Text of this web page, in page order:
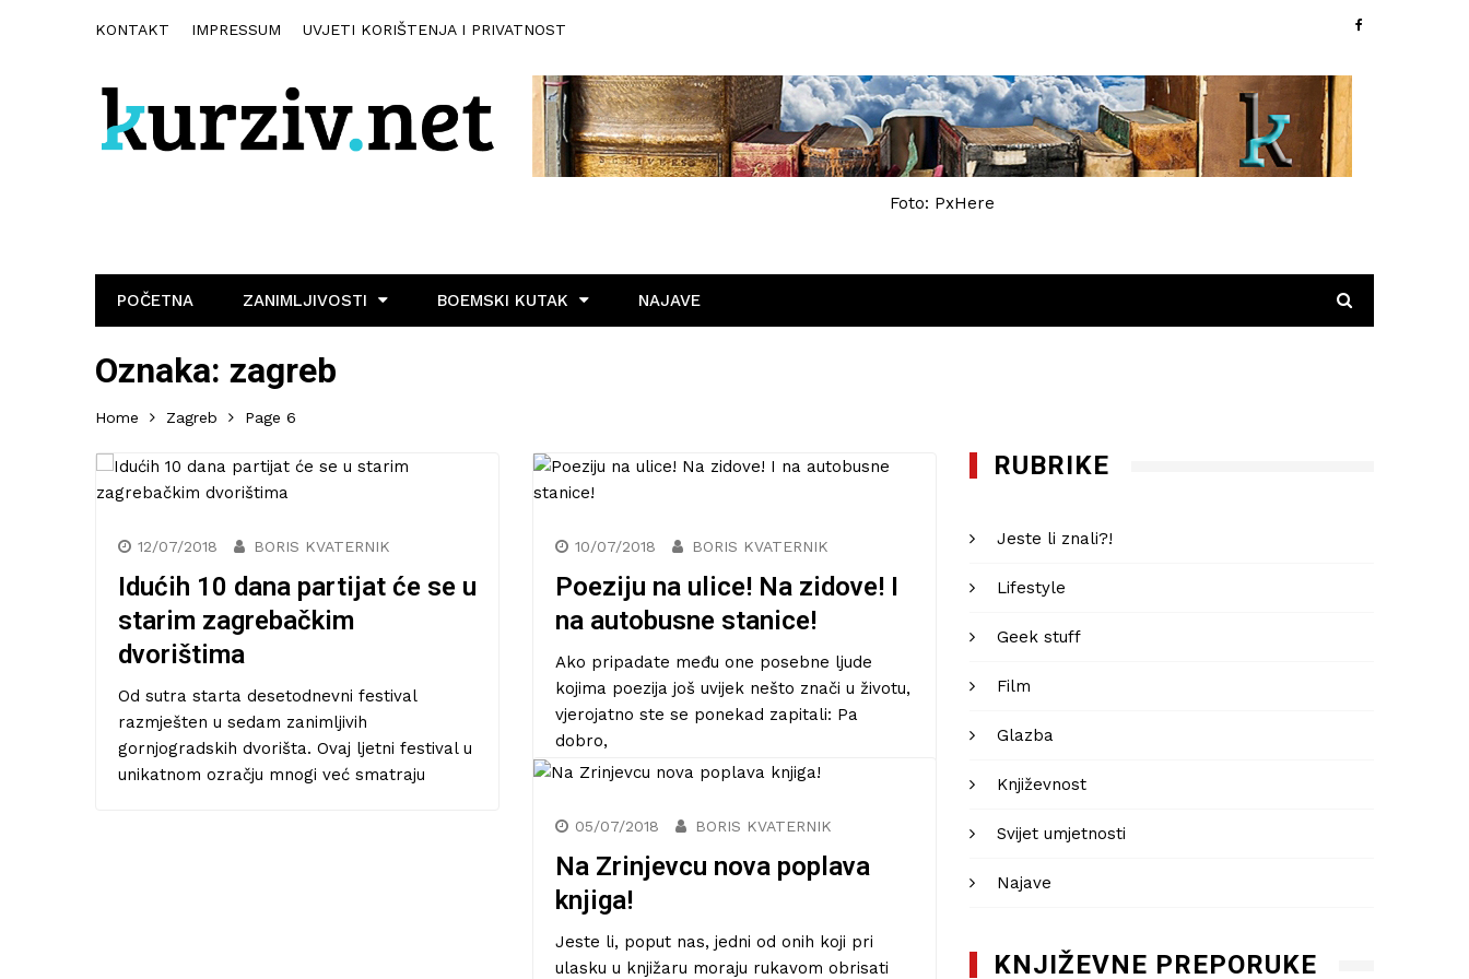
KONTAKT IMPRESSUM UVJETI KORIŠTENJA I PRIVATNOST
Foto: PxHere
POČETNA ZANIMLJIVOSTI BOEMSKI KUTAK NAJAVE
Oznaka: zagreb
Home Zagreb Page 6
12/07/2018 BORIS KVATERNIK
Idućih 10 dana partijat će se u
starim zagrebačkim
dvorištima
Od sutra starta desetodnevni festival
razmješten u sedam zanimljivih
gornjogradskih dvorišta. Ovaj ljetni festival u
unikatnom ozračju mnogi već smatraju
10/07/2018 BORIS KVATERNIK
Poeziju na ulice! Na zidove! I
na autobusne stanice!
Ako pripadate među one posebne ljude
kojima poezija još uvijek nešto znači u životu,
vjerojatno ste se ponekad zapitali: Pa
dobro,
05/07/2018 BORIS KVATERNIK
Na Zrinjevcu nova poplava
knjiga!
RUBRIKE
Jeste li znali?!
Lifestyle
Geek stuff
Film
Glazba
Književnost
Svijet umjetnosti
Najave
KNJIŽEVNE PREPORUKE